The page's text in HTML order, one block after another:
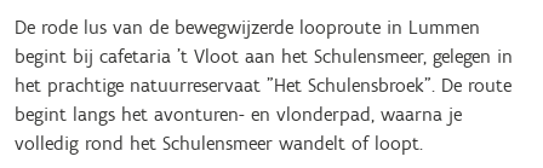
De rode lus van de bewegwijzerde looproute in Lummen
begint bij cafetaria 't Vloot aan het Schulensmeer, gelegen in
het prachtige natuurreservaat "Het Schulensbroek". De route
begint langs het avonturen- en vlonderpad, waarna je
volledig rond het Schulensmeer wandelt of loopt.